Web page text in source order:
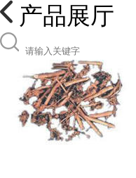
产品展厅